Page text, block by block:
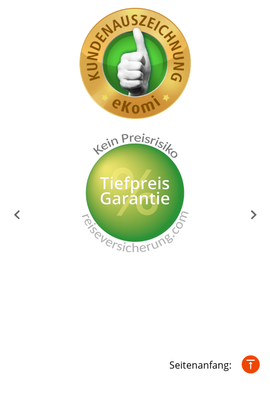
Seitenanfang: